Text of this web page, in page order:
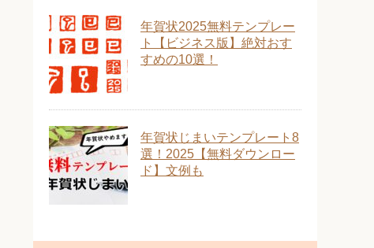
年賀状2025無料テンプレー
ト【ビジネス版】絶対おす
すめの10選！
年賀状じまいテンプレート8
選！2025【無料ダウンロー
ド】文例も